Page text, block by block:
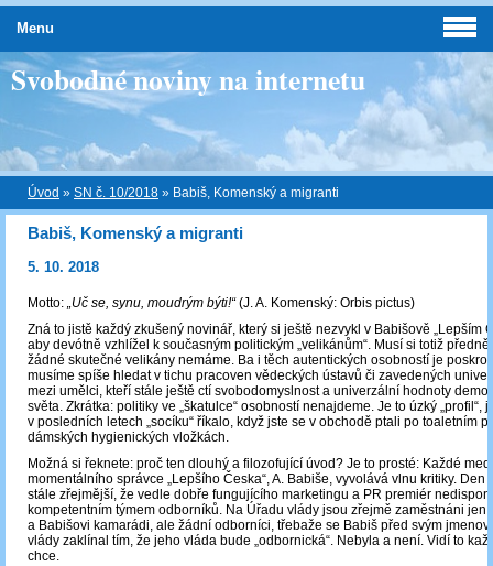
Svobodné noviny na internetu
Úvod » SN č. 10/2018 » Babiš, Komenský a migranti
Babiš, Komenský a migranti
5. 10. 2018
Motto: „Uč se, synu, moudrým býti!“(J. A. Komenský: Orbis pictus)
Zná to jistě každý zkušený novinář, který si ještě nezvykl v Babišově „Lepším
aby devótně vzhlížel k současným politickým „velikánům“. Musí si totiž
žádné skutečné velikány nemáme. Ba i těch autentických osobností je
musíme spíše hledat v tichu pracoven vědeckých ústavů či zavedených
mezi umělci, kteří stále ještě ctí svobodomyslnost a univerzální hodnoty
světa. Zkrátka: politiky ve „škatulce“ osobností nenajdeme. Je to úzký „profil“,
v posledních letech „socíku“ říkalo, když jste se v obchodě ptali po toaletním
dámských hygienických vložkách.
Možná si řeknete: proč ten dlouhý a filozofující úvod? Je to prosté: Každé
momentálního správce „Lepšího Česka“, A. Babiše, vyvolává vlnu kritiky. Den
stále zřejmější, že vedle dobře fungujícího marketingu a PR premiér
kompetentním týmem odborníků. Na Úřadu vlády jsou zřejmě zaměstnáni jen
a Babišovi kamarádi, ale žádní odborníci, třebaže se Babiš před svým
vlády zaklínal tím, že jeho vláda bude „odbornická“. Nebyla a není. Vidí to
chce.
Menu